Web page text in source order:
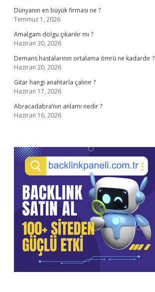
Dünyanın en büyük firması ne ?
Temmuz 1, 2026
Amalgam dolgu çıkarılır mı ?
Haziran 30, 2026
Demans hastalarının ortalama ömrü ne kadardır ?
Haziran 20, 2026
Gitar hangi anahtarla çalınır ?
Haziran 17, 2026
Abracadabra’nın anlamı nedir ?
Haziran 16, 2026